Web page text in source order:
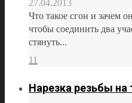
27.04.2013
Что такое сгон и зачем
чтобы соединить два
стянуть...
11
Нарезка резьбы на